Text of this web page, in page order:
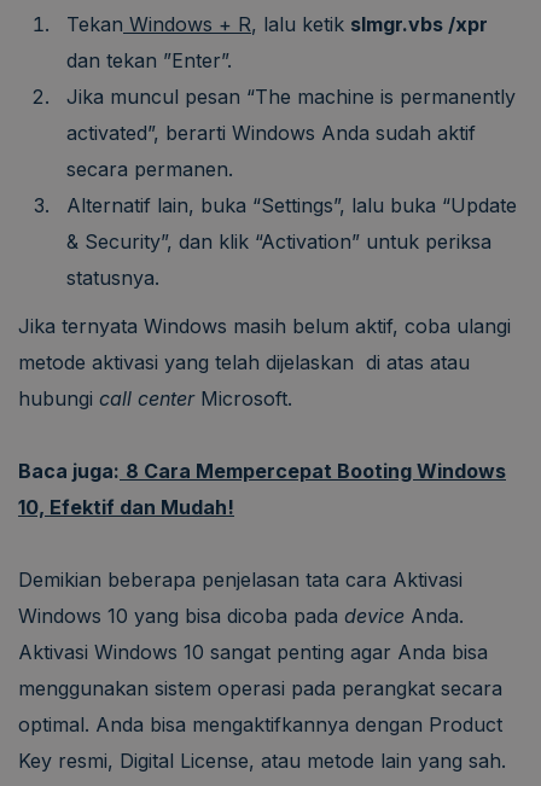
Tekan Windows + R, lalu ketik slmgr.vbs /xpr
dan tekan ”Enter”.
Jika muncul pesan “The machine is permanently
activated”, berarti Windows Anda sudah aktif
secara permanen.
Alternatif lain, buka “Settings”, lalu buka “Update
& Security”, dan klik “Activation” untuk periksa
statusnya.
Jika ternyata Windows masih belum aktif, coba ulangi
metode aktivasi yang telah dijelaskan di atas atau
hubungi call center Microsoft.
Baca juga: 8 Cara Mempercepat Booting Windows
10, Efektif dan Mudah!
Demikian beberapa penjelasan tata cara Aktivasi
Windows 10 yang bisa dicoba pada device Anda.
Aktivasi Windows 10 sangat penting agar Anda bisa
menggunakan sistem operasi pada perangkat secara
optimal. Anda bisa mengaktifkannya dengan Product
Key resmi, Digital License, atau metode lain yang sah.